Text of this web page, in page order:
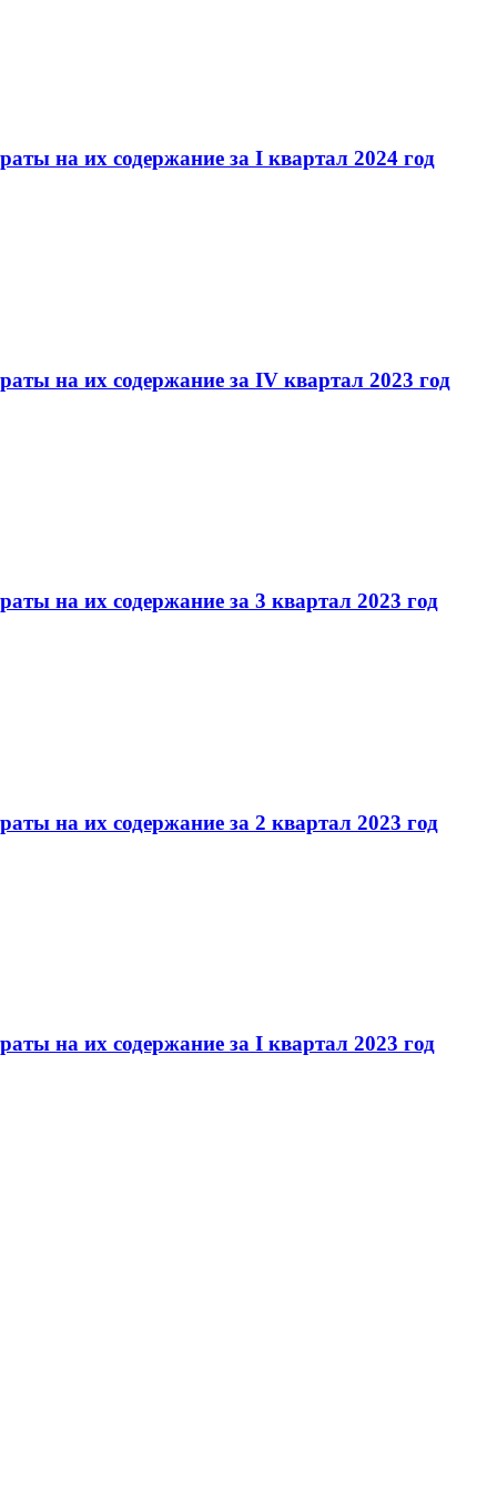
на их содержание за I квартал 2024 год
на их содержание за IV квартал 2023 год
на их содержание за 3 квартал 2023 год
на их содержание за 2 квартал 2023 год
на их содержание за I квартал 2023 год